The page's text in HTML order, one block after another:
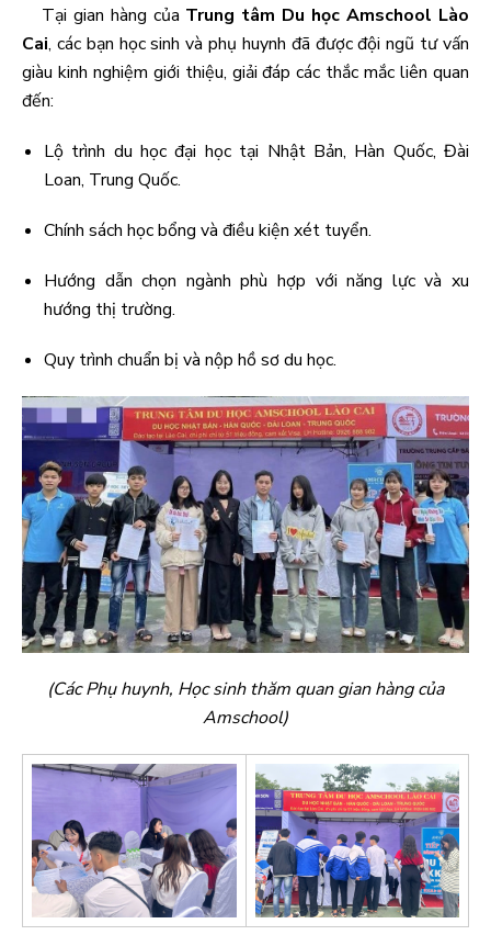
Tại gian hàng của Trung tâm Du học Amschool Lào
Cai, các bạn học sinh và phụ huynh đã được đội ngũ tư vấn
giàu kinh nghiệm giới thiệu, giải đáp các thắc mắc liên quan
đến:
Lộ trình du học đại học tại Nhật Bản, Hàn Quốc, Đài
Loan, Trung Quốc.
Chính sách học bổng và điều kiện xét tuyển.
Hướng dẫn chọn ngành phù hợp với năng lực và xu
hướng thị trường.
Quy trình chuẩn bị và nộp hồ sơ du học.
(Các Phụ huynh, Học sinh thăm quan gian hàng của
Amschool)